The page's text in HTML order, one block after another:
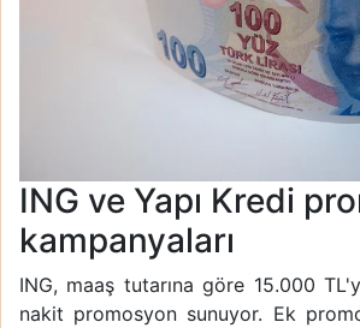
ING ve Yapı Kredi
kampanyaları
ING, maaş tutarına göre 15.000
nakit promosyon sunuyor. Ek